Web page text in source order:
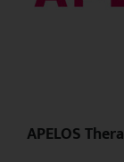
APELOS